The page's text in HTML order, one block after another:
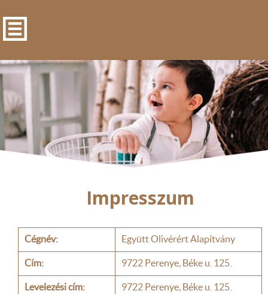
Impresszum
Cégnév: Együtt Olivérért Alapítvány
Cím: 9722 Perenye, Béke u. 125.
Levelezési cím: 9722 Perenye, Béke u. 125.